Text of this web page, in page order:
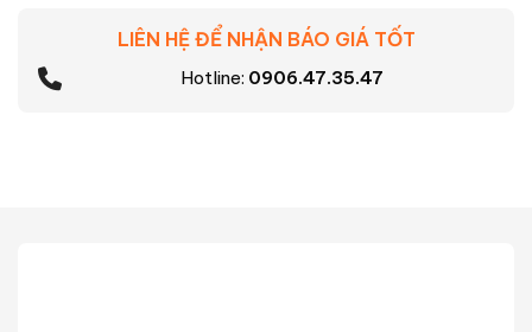
LIÊN HỆ ĐỂ NHẬN BÁO GIÁ TỐT
Hotline: 0906.47.35.47